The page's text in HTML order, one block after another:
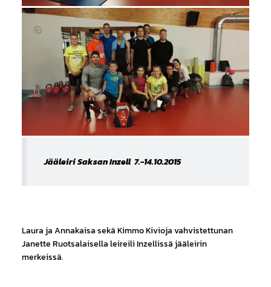
Jääleiri Saksan Inzell 7.-14.10.2015
Laura ja Annakaisa sekä Kimmo Kivioja vahvistettunan
Janette Ruotsalaisella leireili Inzellissä jääleirin
merkeissä.